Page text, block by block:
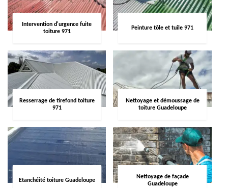
Intervention d'urgence fuite
toiture 971
Peinture tôle et tuile 971
Resserrage de tirefond toiture
971
Nettoyage et démoussage de
toiture Guadeloupe
Etanchéité toiture Guadeloupe
Nettoyage de façade
Guadeloupe